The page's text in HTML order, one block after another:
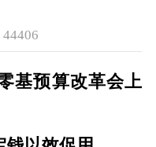
基预算改革会上